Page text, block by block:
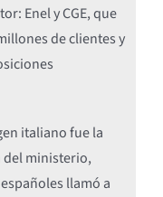
Enel y CGE, que
de clientes y
italiano fue la
del ministerio,
llamó a